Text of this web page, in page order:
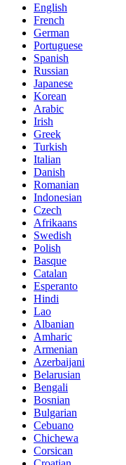
English
French
German
Portuguese
Spanish
Russian
Japanese
Korean
Arabic
Irish
Greek
Turkish
Italian
Danish
Romanian
Indonesian
Czech
Afrikaans
Swedish
Polish
Basque
Catalan
Esperanto
Hindi
Lao
Albanian
Amharic
Armenian
Azerbaijani
Belarusian
Bengali
Bosnian
Bulgarian
Cebuano
Chichewa
Corsican